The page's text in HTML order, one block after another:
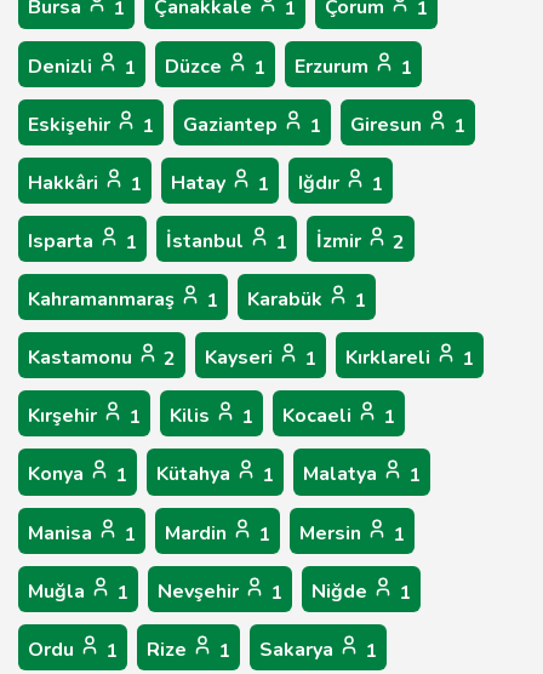
Bursa 1 Çanakkale 1 Çorum 1
Denizli 1 Düzce 1 Erzurum 1
Eskişehir 1 Gaziantep 1 Giresun 1
Hakkâri 1 Hatay 1 Iğdır 1
Isparta 1 İstanbul 1 İzmir 2
Kahramanmaraş 1 Karabük 1
Kastamonu 2 Kayseri 1 Kırklareli 1
Kırşehir 1 Kilis 1 Kocaeli 1
Konya 1 Kütahya 1 Malatya 1
Manisa 1 Mardin 1 Mersin 1
Muğla 1 Nevşehir 1 Niğde 1
Ordu 1 Rize 1 Sakarya 1